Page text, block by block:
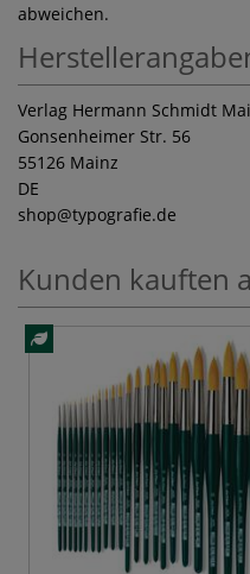
abweichen.
Verlag Hermann Schmidt
Gonsenheimer Str. 56
55126 Mainz
DE
shop@typografie.de
Kunden kauften